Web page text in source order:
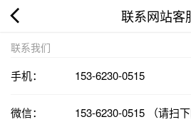
联系网站客
联系我们
手机： 153-6230-0515
微信： 153-6230-0515 （请扫下